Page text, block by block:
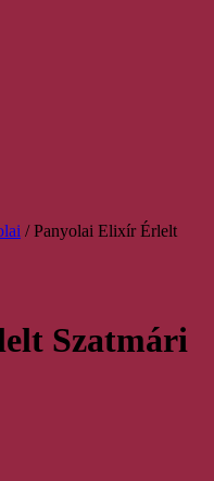
/ Panyolai Elixír Érlelt
Szatmári